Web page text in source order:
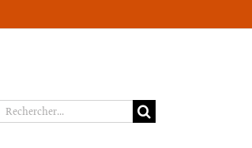
Rechercher: